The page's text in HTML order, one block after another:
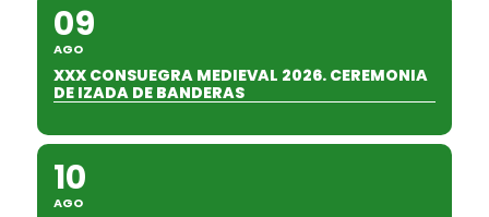
09
AGO
XXX CONSUEGRA MEDIEVAL 2026. CEREMONIA
DE IZADA DE BANDERAS
10
AGO